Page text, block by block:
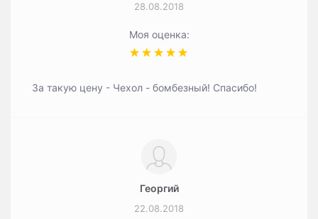
28.08.2018
Моя оценка:
За такую цену - Чехол - бомбезный! Спасибо!
Георгий
22.08.2018